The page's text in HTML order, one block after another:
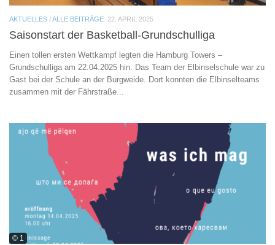
AKTUELLES /ALLE BEITRÄGE 22. APRIL 2025
Saisonstart der Basketball-Grundschulliga
Einen tollen ersten Wettkampf legten die Hamburg Towers –
Grundschulliga am 22.04.2025 hin. Das Team der Elbinselschule war zu
Gast bei der Schule an der Burgweide. Dort konnten die Elbinselteams
zusammen mit der Fährstraße...
© 1